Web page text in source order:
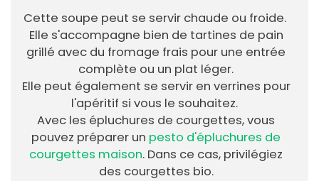
Cette soupe peut se servir chaude ou froide.
Elle s'accompagne bien de tartines de pain
grillé avec du fromage frais pour une entrée
complète ou un plat léger.
Elle peut également se servir en verrines pour
l'apéritif si vous le souhaitez.
Avec les épluchures de courgettes, vous
pouvez préparer un pesto d'épluchures de
courgettes maison. Dans ce cas, privilégiez
des courgettes bio.